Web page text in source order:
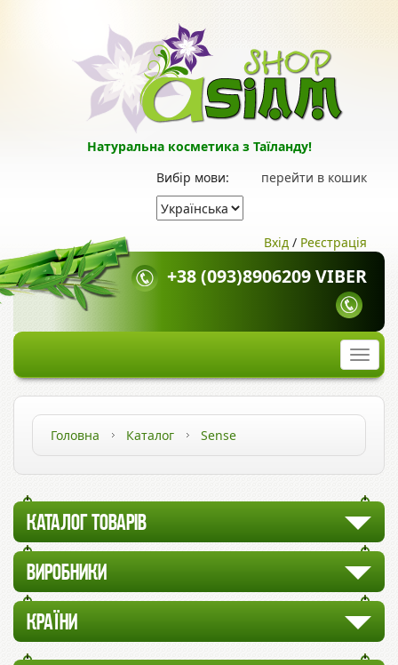
Натуральна косметика з Таїланду!
перейти в кошик
Вибір мови:
Вхід / Реєстрація
+38 (093)8906209 VIBER
Головна Каталог Sense
КАТАЛОГ ТОВАРІВ
ВИРОБНИКИ
КРАЇНИ